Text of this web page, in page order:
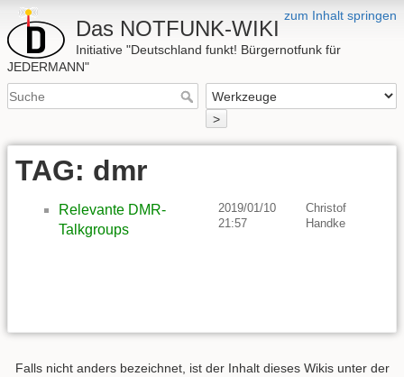
zum Inhalt springen
Das NOTFUNK-WIKI
Initiative "Deutschland funkt! Bürgernotfunk für
JEDERMANN"
>
TAG: dmr
Relevante DMR-
Talkgroups
2019/01/10
21:57
Christof
Handke
Falls nicht anders bezeichnet, ist der Inhalt dieses Wikis unter der